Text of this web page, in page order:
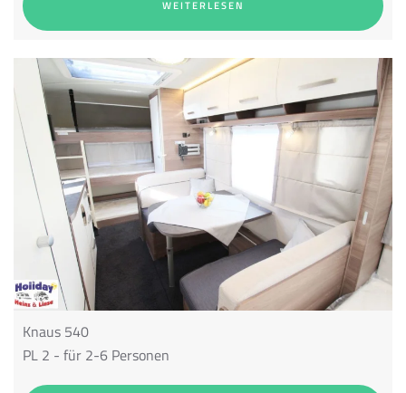
WEITERLESEN
Knaus 540
PL 2 - für 2-6 Personen